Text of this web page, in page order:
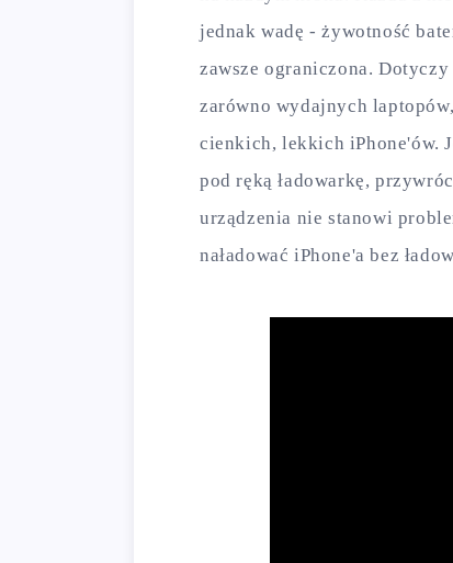
jednak wadę - żywotność
zawsze ograniczona. Dotyczy
zarówno wydajnych
cienkich, lekkich iPhone'ów.
pod ręką ładowarkę,
urządzenia nie stanowi
naładować iPhone'a bez